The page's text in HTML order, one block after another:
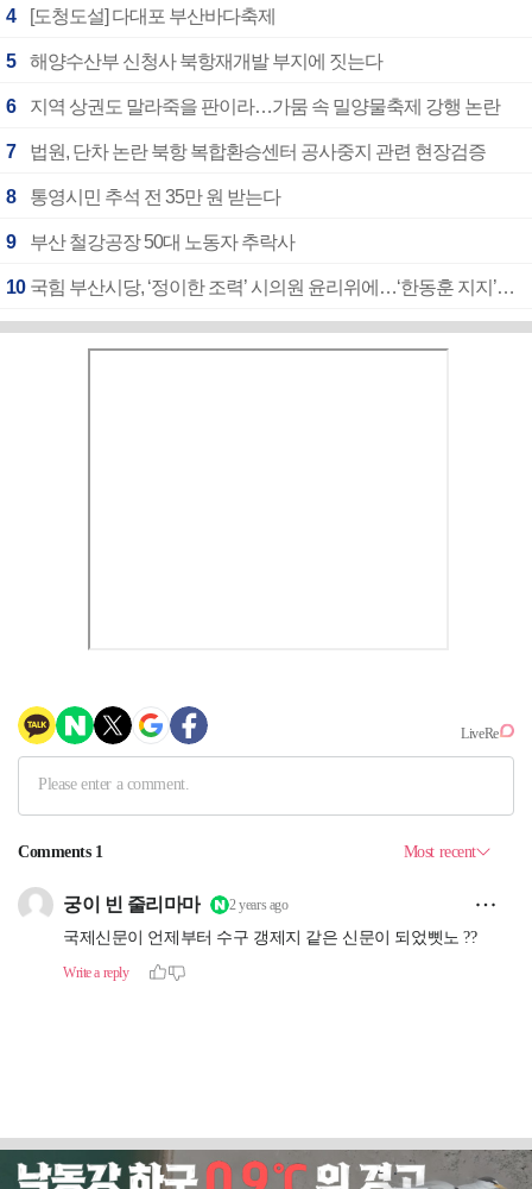
4 [도청도설] 다대포 부산바다축제
5 해양수산부 신청사 북항재개발 부지에 짓는다
6 지역 상권도 말라죽을 판이라…가뭄 속 밀양물축제 강행 논란
7 법원, 단차 논란 북항 복합환승센터 공사중지 관련 현장검증
8 통영시민 추석 전 35만 원 받는다
9 부산 철강공장 50대 노동자 추락사
10 국힘 부산시당, ‘정이한 조력’ 시의원 윤리위에…‘한동훈 지지’도 신고접수